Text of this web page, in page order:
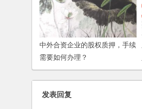
中外合资企业的股权质押，手续
需要如何办理？
发表回复